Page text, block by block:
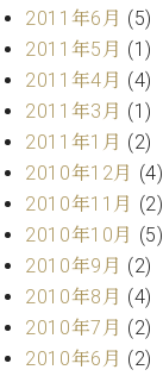
2011年6月 (5)
2011年5月 (1)
2011年4月 (4)
2011年3月 (1)
2011年1月 (2)
2010年12月 (4)
2010年11月 (2)
2010年10月 (5)
2010年9月 (2)
2010年8月 (4)
2010年7月 (2)
2010年6月 (2)